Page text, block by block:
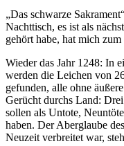
„Das schwarze
Nachttisch, es ist als
gehört habe, hat mich
Wieder das Jahr 1248: In
werden die Leichen von
gefunden, alle ohne
Gerücht durchs Land:
sollen als Untote,
haben. Der Aberglaube
Neuzeit verbreitet war,